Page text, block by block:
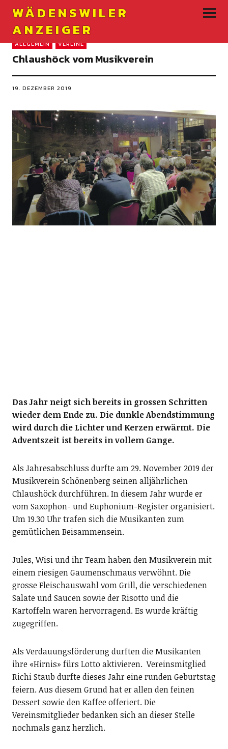
WÄDENSWILER
ANZEIGER
ALLGEMEIN VEREINE
Chlaushöck vom Musikverein
19. DEZEMBER 2019
Das Jahr neigt sich bereits in grossen Schritten
wieder dem Ende zu. Die dunkle Abendstimmung
wird durch die Lichter und Kerzen erwärmt. Die
Adventszeit ist bereits in vollem Gange.
Als Jahresabschluss durfte am 29. November 2019 der
Musikverein Schönenberg seinen alljährlichen
Chlaushöck durchführen. In diesem Jahr wurde er
vom Saxophon- und Euphonium-Register organisiert.
Um 19.30 Uhr trafen sich die Musikanten zum
gemütlichen Beisammensein.
Jules, Wisi und ihr Team haben den Musikverein mit
einem riesigen Gaumenschmaus verwöhnt. Die
grosse Fleischauswahl vom Grill, die verschiedenen
Salate und Saucen sowie der Risotto und die
Kartoffeln waren hervorragend. Es wurde kräftig
zugegriffen.
Als Verdauungsförderung durf­ten die Musikanten
ihre «Hirnis» fürs Lotto aktivieren. Vereinsmitglied
Richi Staub durfte dieses Jahr eine runden Geburtstag
feiern. Aus diesem Grund hat er allen den feinen
Dessert sowie den Kaffee offeriert. Die
Vereinsmitglieder bedanken sich an dieser Stelle
nochmals ganz herzlich.